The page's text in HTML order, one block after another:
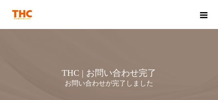
THC | お問い合わせ完了
お問い合わせが完了しました